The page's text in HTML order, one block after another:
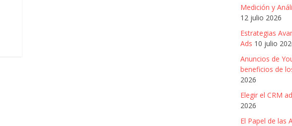
Medición y
12 julio 2026
Estrategias
Ads 10 julio
Anuncios de
beneficios de
2026
Elegir el CRM
2026
El Papel de las